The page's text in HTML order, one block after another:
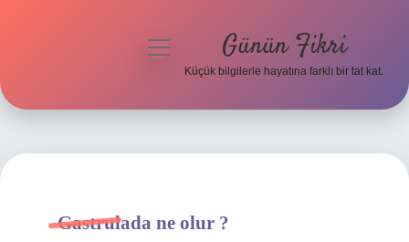
Hakkımızda
menüyü
Günün Fikri
Küçük bilgilerle hayatına farklı bir tat kat.
Gastrulada ne olur ?